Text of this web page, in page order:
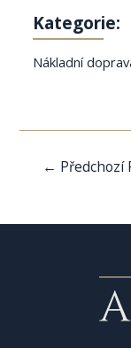
Kategorie:
Nákladní
Navigace
← Předchozí